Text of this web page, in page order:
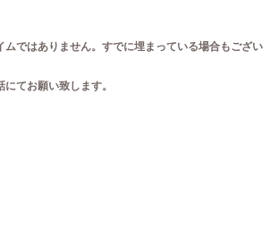
ではありません。すでに埋まっている場合もござい
てお願い致します。